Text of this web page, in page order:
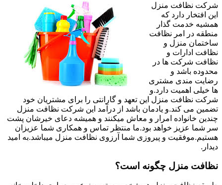
شرکت نظافت منزل
این افتخار دارد که
همشیه خدمت گذار
منطقه در امر نظافت
ساختمان منزل و
نظافت ادارات و
نظافت شرکت ها در
محدوده باشد و
رضایت مندی مشتری
ها خیلی اهمیت دارد.و
شرکت نظافت منزل این تعهد و گارانتی را برای مشتریان خود
تضمین می کند.و یادمان باشد از درآمد این شرکت نظافت منزل
چندین خانواده امرار و معاش میکنند و همیشه دعای خیرشان پشت
سر شما عزیز خواهد بود.ما منتظر تماس و همکاری شما عزیزان
هستیم.موفقیت و پیروزی شما آرزوی نظافت منزل میباشد.به امید
دیدار.
نظافت منزل چگونه است؟